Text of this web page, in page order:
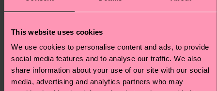
This website uses cookies
We use cookies to personalise content and ads, to provide
social media features and to analyse our traffic. We also
share information about your use of our site with our social
media, advertising and analytics partners who may
MARVEL™ X-Men
Storm Sock
MARVEL™ X-Men
Cyclops Sock